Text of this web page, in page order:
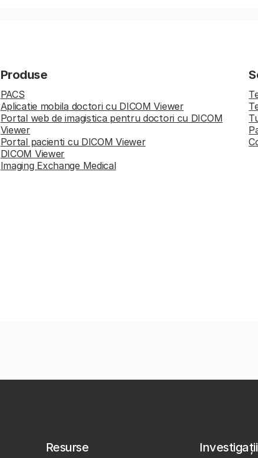
Produse
PACS
Aplicatie mobila doctori cu DICOM Viewer
Portal web de imagistica pentru doctori cu DICOM
Viewer
Portal pacienti cu DICOM Viewer
DICOM Viewer
Imaging Exchange Medical
Resurse Investigații